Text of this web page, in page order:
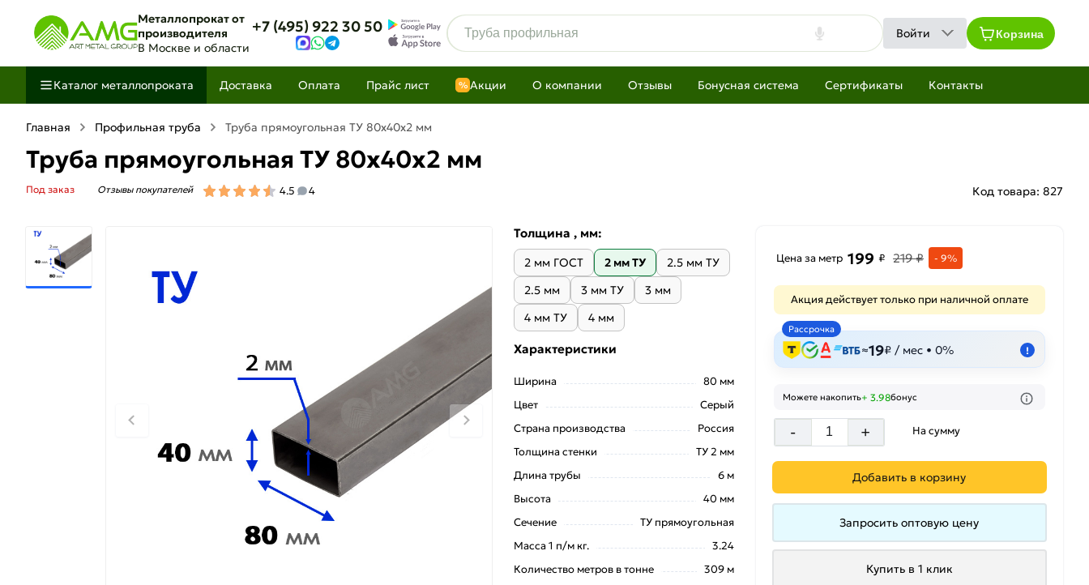
Металлопрокат от
производителя
В Москве и области
+7 (495) 922 30 50 Войти Корзина
Каталог металлопроката Доставка Оплата Прайс лист % Акции О компании Отзывы Бонусная система Сертификаты Контакты
Главная Профильная труба Труба прямоугольная ТУ 80х40х2 мм
Труба прямоугольная ТУ 80х40х2 мм
Под заказ Отзывы покупателей 4.5 4 Код товара: 827
Цена за метр 199 ₽ 219 ₽ - 9%
Акция действует только при наличной оплате
Рассрочка
≈19₽ / мес • 0% !
Можете накопить+ 3.98бонус
- + На сумму
Добавить в корзину
Запросить оптовую цену
Купить в 1 клик
Толщина , мм:
2 мм ГОСТ 2 мм ТУ
2.5 мм ТУ
2.5 мм
3 мм ТУ
3 мм
4 мм ТУ
4 мм
Характеристики
Ширина
80 мм
Цвет
Серый
Страна производства
Россия
Толщина стенки
ТУ 2 мм
Длина трубы
6 м
Высота
40 мм
Сечение
ТУ прямоугольная
Масса 1 п/м кг.
3.24
Количество метров в тонне
309 м